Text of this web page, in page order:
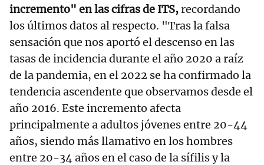
incremento" en las cifras de ITS,recordando
los últimos datos al respecto. "Tras la falsa
sensación que nos aportó el descenso en las
tasas de incidencia durante el año 2020 a raíz
de la pandemia, en el 2022 se ha confirmado la
tendencia ascendente que observamos desde el
año 2016. Este incremento afecta
principalmente a adultos jóvenes entre 20-44
años, siendo más llamativo en los hombres
entre 20-34 años en el caso de la sífilis y la